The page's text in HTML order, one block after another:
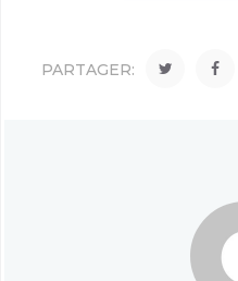
PARTAGER: